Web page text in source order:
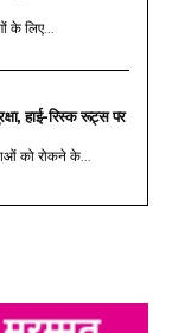
के लिए...
हाई-रिस्क रूट्स पर
को रोकने के...